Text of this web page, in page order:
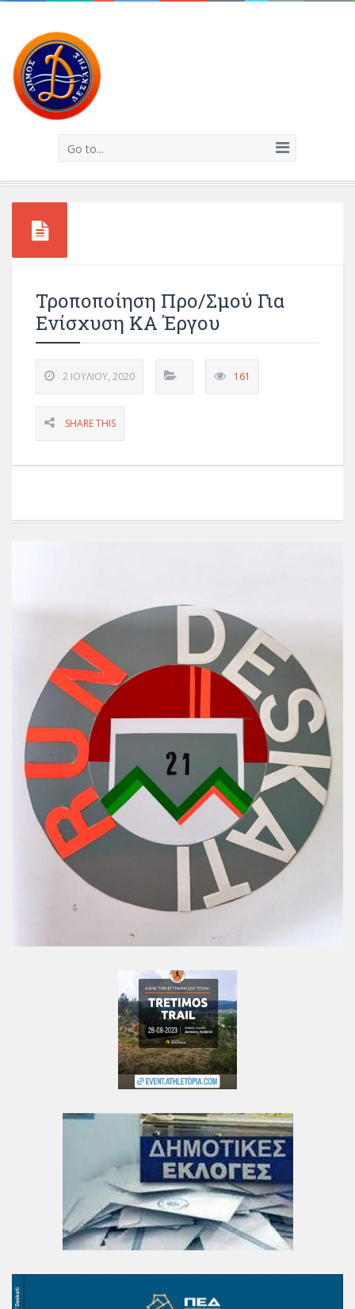
Go to...
Τροποποίηση Προ/σμού Για
Ενίσχυση ΚΑ Έργου
2 ΙΟΥΛΊΟΥ, 2020 161
SHARE THIS